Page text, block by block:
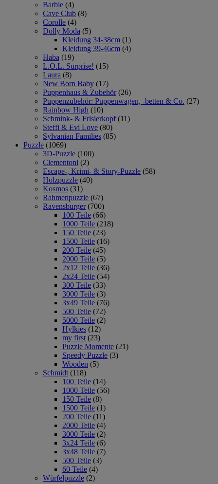
Barbie (4)
Cave Club (8)
Corolle (4)
Dolly Moda (5)
Kleidung 34-38cm (1)
Kleidung 39-46cm (4)
Haba (19)
L.O.L. Surprise! (15)
Laura (8)
New Born Baby (17)
Puppenhaus & Zubehör (26)
Puppenzubehör: Puppenwagen, -betten & Co. (27)
Rainbow High (10)
Schmink- & Frisierkopf (11)
Steffi & Evi Love (80)
Sylvanian Families (85)
Puzzle (1069)
3D-Puzzle (100)
Clementoni (2)
Escape-, Krimi- & Story-Puzzle (58)
Holzpuzzle (40)
Kosmos (31)
Rahmenpuzzle (67)
Ravensburger (700)
100 Teile (66)
1000 Teile (218)
150 Teile (23)
1500 Teile (16)
200 Teile (45)
2000 Teile (5)
2x12 Teile (36)
2x24 Teile (54)
300 Teile (33)
3000 Teile (3)
3x49 Teile (76)
500 Teile (72)
5000 Teile (2)
Hylkies (12)
my first (23)
Puzzle Momente (21)
Speedy Puzzle (3)
Wooden (5)
Schmidt (118)
100 Teile (14)
1000 Teile (56)
150 Teile (8)
1500 Teile (1)
200 Teile (11)
2000 Teile (4)
3000 Teile (2)
3x24 Teile (6)
3x48 Teile (7)
500 Teile (3)
60 Teile (4)
Würfelpuzzle (2)